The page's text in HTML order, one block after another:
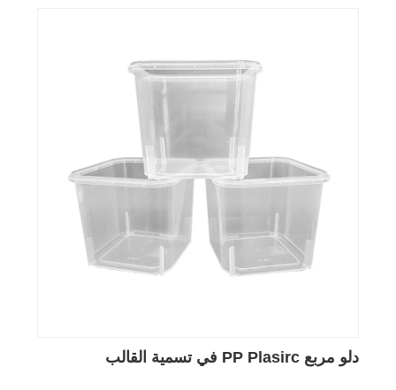
دلو مربع PP Plasirc في تسمية القالب